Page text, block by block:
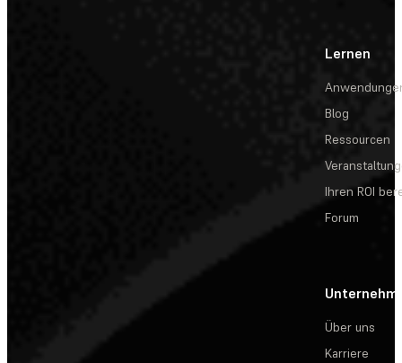
Lernen
Blog
Ressourcen
Ihren ROI
Forum
Über uns
Karriere